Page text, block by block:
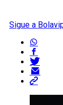
Sigue a